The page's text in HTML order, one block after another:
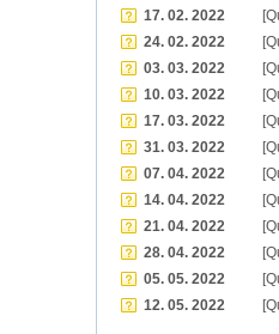
17. 02. 2022
24. 02. 2022
03. 03. 2022
10. 03. 2022
17. 03. 2022
31. 03. 2022
07. 04. 2022
14. 04. 2022
21. 04. 2022
28. 04. 2022
05. 05. 2022
12. 05. 2022